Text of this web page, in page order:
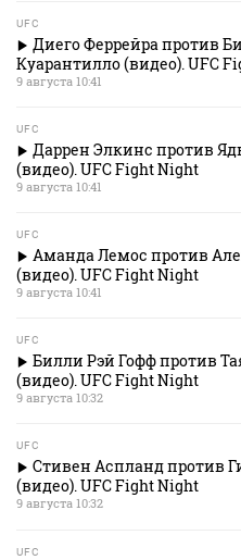
UFC
Диего Феррейра против
Куарантилло (видео). UFC
9 августа 10:41
UFC
Даррен Элкинс против
(видео). UFC Fight Night
9 августа 10:41
UFC
Аманда Лемос против
(видео). UFC Fight Night
9 августа 10:41
UFC
Билли Рэй Гофф против
(видео). UFC Fight Night
9 августа 10:32
UFC
Стивен Аспланд против
(видео). UFC Fight Night
9 августа 10:32
UFC